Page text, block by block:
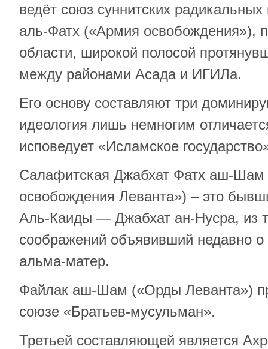
ведёт союз суннитских
аль-Фатх («Армия освобождения»),
области, широкой полосой
между районами Асада и ИГИЛа.
Его основу составляют три
идеология лишь немногим
исповедует «Исламское
Салафитская Джабхат Фатх аш-Шам
освобождения Леванта») – это
Аль-Каиды — Джабхат ан-Нусра, из
соображений объявивший недавно
альма-матер.
Файлак аш-Шам («Орды Леванта»)
союзе «Братьев-мусульман».
Третьей составляющей является